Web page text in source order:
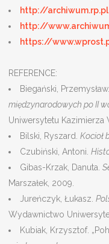
http://archiwum.rp.pl
http://
https://
REFERENCE:
Biegański,
międzynarodowych po II
Uniwersytetu Kazimierza
Bilski, Ryszard. Kocioł
Czubiński, Antoni.
Gibas-Krzak, Danuta.
Marszałek, 2009.
Jureńczyk, Łukasz.
Wydawnictwo
Kubiak, Krzysztof.